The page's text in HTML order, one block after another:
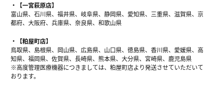
【一宮萩原店】
富山県、石川県、福井県、岐阜県、静岡県、愛知県、三重県、滋賀県、京
都府、大阪府、兵庫県、奈良県、和歌山県
【粕屋町店】
鳥取県、島根県、岡山県、広島県、山口県、徳島県、香川県、愛媛県、高
知県、福岡県、佐賀県、長崎県、熊本県、大分県、宮崎県、鹿児島県
※高度管理医療機器につきましては、粕屋町店より発送させていただいて
おります。